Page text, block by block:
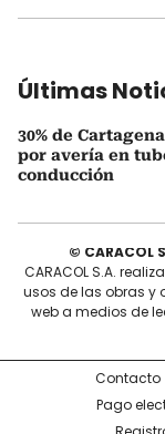
Últimas
30% de
por avería en
conducción
©
CARACOL S.A.
usos de las obras y
web a medios de
Contacto
Pago